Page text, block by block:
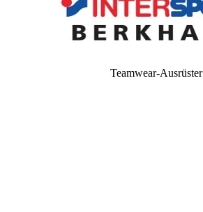
Teamwear-Ausrüster